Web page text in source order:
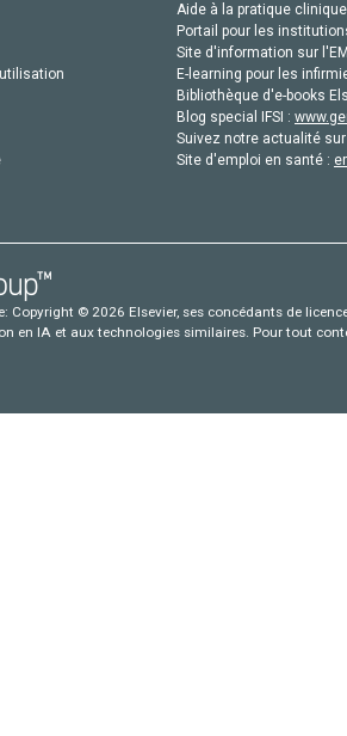
Aide à la pratique
Portail pour les
Site d'information sur
E-learning pour les
Bibliothèque d'e-books
Blog special IFSI :
Suivez notre actualité
Site d'emploi en santé :
Copyright © 2026 Elsevier, ses concédants de
en IA et aux technologies similaires. Pour tout